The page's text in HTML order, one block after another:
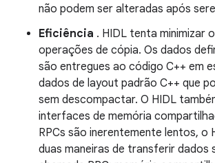
não podem ser alteradas após
Eficiência . HIDL tenta minimizar
operações de cópia. Os dados
são entregues ao código C++ em
dados de layout padrão C++ que
sem descompactar. O HIDL
interfaces de memória
RPCs são inerentemente lentos, o
duas maneiras de transferir dados